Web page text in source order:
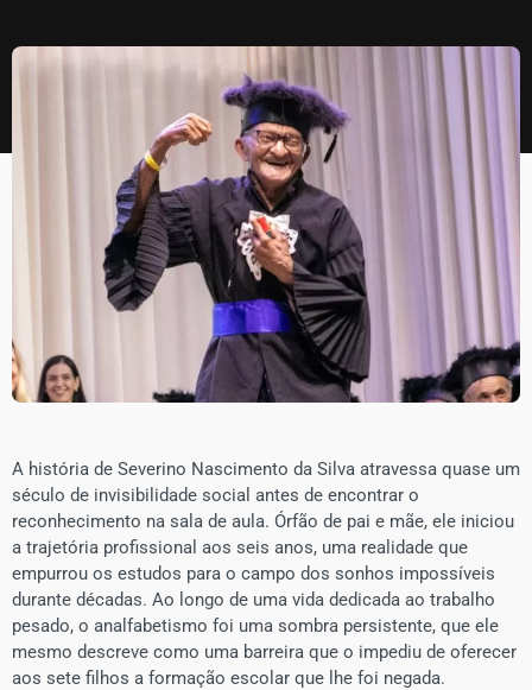
​A história de Severino Nascimento da Silva atravessa quase um
século de invisibilidade social antes de encontrar o
reconhecimento na sala de aula. Órfão de pai e mãe, ele iniciou
a trajetória profissional aos seis anos, uma realidade que
empurrou os estudos para o campo dos sonhos impossíveis
durante décadas. Ao longo de uma vida dedicada ao trabalho
pesado, o analfabetismo foi uma sombra persistente, que ele
mesmo descreve como uma barreira que o impediu de oferecer
aos sete filhos a formação escolar que lhe foi negada.